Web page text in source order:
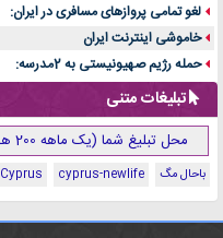
لغو تمامی پروازهای مسافری در ایران:
خاموشی اینترنت ایران
حمله رژیم صهیونیستی به 2مدرسه:
تبلیغات متنی
محل تبلیغ شما (یک ماهه 200 هزار تومان - جهت هماهنگی کلیک کنید )
باحال مگ cyprus-newlife Cyprus کجاست